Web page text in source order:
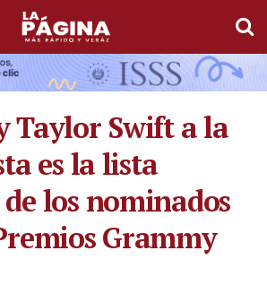
Taylor Swift a la
es la lista
los nominados
Grammy